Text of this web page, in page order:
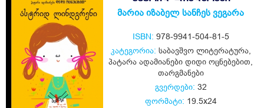
მარია იზაბელ სანჩეს ვეგარა
ISBN: 978-9941-504-81-5
კატეგორია: საბავშვო ლიტერატურა,
პატარა ადამიანები დიდი ოცნებებით
თარგმანები
გვერდები: 32
ფორმატი: 19.5x24